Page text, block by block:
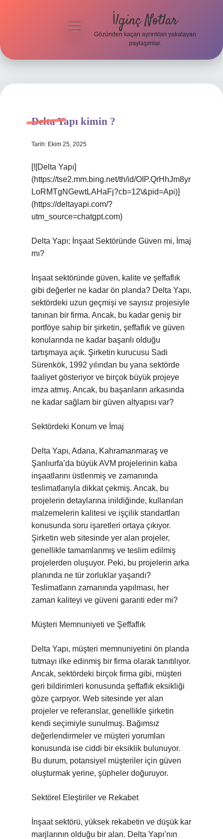
menüyü
İlginç Notlar
Gözünden kaçan ayrıntıları yakalayan
paylaşımlar.
Delta Yapı kimin ?
Tarih: Ekim 25, 2025
[![Delta Yapı]
(https://tse2.mm.bing.net/th/id/OIP.QrHhJm8yr
LoRMTgNGewtLAHaFj?cb=12\&pid=Api)]
(https://deltayapi.com/?
utm_source=chatgpt.com)
Delta Yapı: İnşaat Sektöründe Güven mi, İmaj
mı?
İnşaat sektöründe güven, kalite ve şeffaflık
gibi değerler ne kadar ön planda? Delta Yapı,
sektördeki uzun geçmişi ve sayısız projesiyle
tanınan bir firma. Ancak, bu kadar geniş bir
portföye sahip bir şirketin, şeffaflık ve güven
konularında ne kadar başarılı olduğu
tartışmaya açık. Şirketin kurucusu Sadi
Sürenkök, 1992 yılından bu yana sektörde
faaliyet gösteriyor ve birçok büyük projeye
imza atmış. Ancak, bu başarıların arkasında
ne kadar sağlam bir güven altyapısı var?
Sektördeki Konum ve İmaj
Delta Yapı, Adana, Kahramanmaraş ve
Şanlıurfa’da büyük AVM projelerinin kaba
inşaatlarını üstlenmiş ve zamanında
teslimatlarıyla dikkat çekmiş. Ancak, bu
projelerin detaylarına inildiğinde, kullanılan
malzemelerin kalitesi ve işçilik standartları
konusunda soru işaretleri ortaya çıkıyor.
Şirketin web sitesinde yer alan projeler,
genellikle tamamlanmış ve teslim edilmiş
projelerden oluşuyor. Peki, bu projelerin arka
planında ne tür zorluklar yaşandı?
Teslimatların zamanında yapılması, her
zaman kaliteyi ve güveni garanti eder mi?
Müşteri Memnuniyeti ve Şeffaflık
Delta Yapı, müşteri memnuniyetini ön planda
tutmayı ilke edinmiş bir firma olarak tanıtılıyor.
Ancak, sektördeki birçok firma gibi, müşteri
geri bildirimleri konusunda şeffaflık eksikliği
göze çarpıyor. Web sitesinde yer alan
projeler ve referanslar, genellikle şirketin
kendi seçimiyle sunulmuş. Bağımsız
değerlendirmeler ve müşteri yorumları
konusunda ise ciddi bir eksiklik bulunuyor.
Bu durum, potansiyel müşteriler için güven
oluşturmak yerine, şüpheler doğuruyor.
Sektörel Eleştiriler ve Rekabet
İnşaat sektörü, yüksek rekabetin ve düşük kar
marjlarının olduğu bir alan. Delta Yapı’nın